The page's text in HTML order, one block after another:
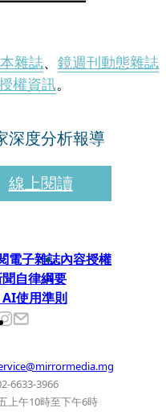
雜誌、 鏡週刊動態雜誌
權資訊。
深度分析報導
線上閱讀
電子雜誌內容授權
自律綱要
AI使用準則
6633-3966
上午10時至下午6時